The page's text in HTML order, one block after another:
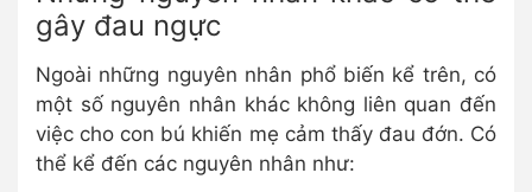
gây đau ngực
Ngoài những nguyên nhân phổ biến kể trên, có
một số nguyên nhân khác không liên quan đến
việc cho con bú khiến mẹ cảm thấy đau đớn. Có
thể kể đến các nguyên nhân như: